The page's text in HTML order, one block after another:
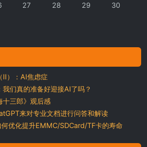
27 28 29
30
II）：AI焦虑症
们真的准备好迎接AI了吗？
三郎》观后感
来对专业文档进行问答和解读
优化提升EMMC/SDCard/TF卡的寿命